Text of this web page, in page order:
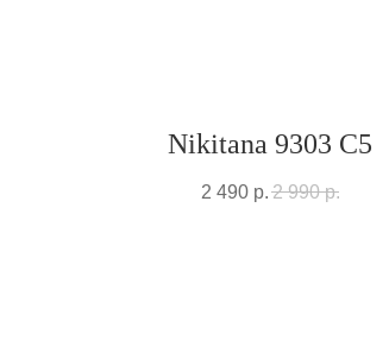
Nikitana 9303 C5
2 490 р. 2 990 р.